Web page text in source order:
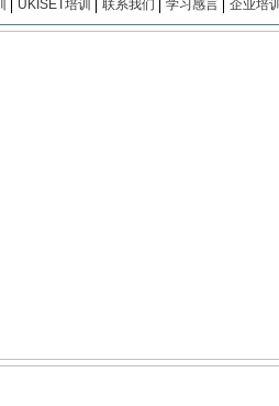
UKISET培训 联系我们 学习感言 企业培训